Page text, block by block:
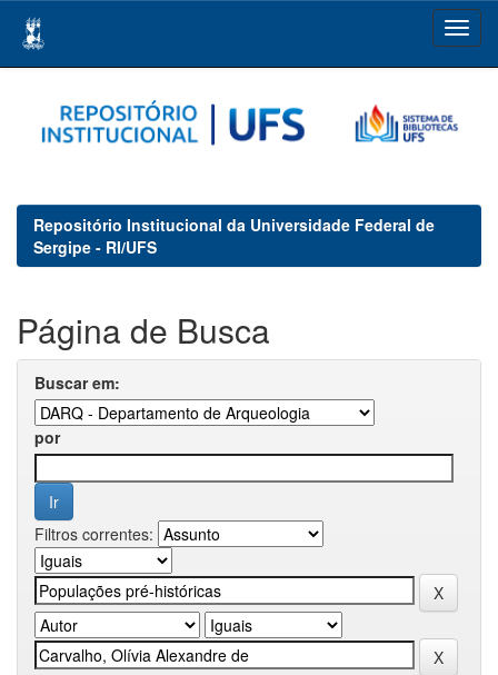
navigation
Repositório Institucional da Universidade Federal de
Sergipe - RI/UFS
Página de Busca
Buscar em:
por
Filtros correntes: